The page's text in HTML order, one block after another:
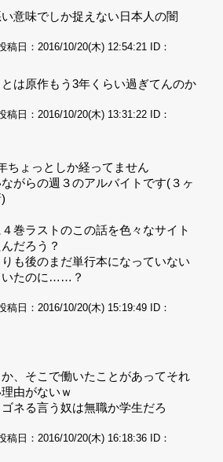
意味でしか捉えない日本人の闇
稿日：2016/10/20(木) 12:54:21
ID：
は原作もう3年くらい過ぎてんのか
稿日：2016/10/20(木) 13:31:22
ID：
ちょっとしか経ってません‌
がらの週３のアルバイトです(３ヶ
巻ラストのこの話を色々なサイト
だろう？‌
も後のまだ単行本になっていない
いたのに……？
稿日：2016/10/20(木) 15:19:49
ID：
、そこで働いたことがあってそれ
由がないｗ‌
ネる言う奴は無職か学生だろ
稿日：2016/10/20(木) 16:18:36
ID：